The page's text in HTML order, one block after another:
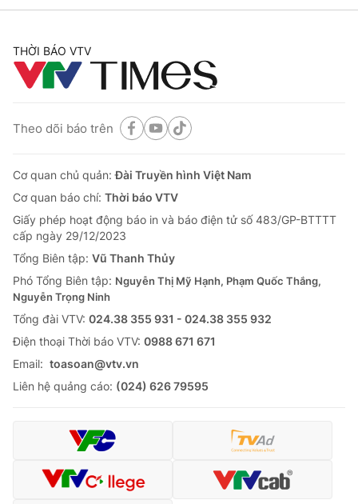
THỜI BÁO VTV
Theo dõi báo trên
Cơ quan chủ quản:Đài Truyền hình Việt Nam
Cơ quan báo chí: Thời báo VTV
Giấy phép hoạt động báo in và báo điện tử số 483/GP-BTTTT
cấp ngày 29/12/2023
Tổng Biên tập: Vũ Thanh Thủy
Phó Tổng Biên tập: Nguyễn Thị Mỹ Hạnh, Phạm Quốc Thắng,
Nguyễn Trọng Ninh
Tổng đài VTV: 024.38 355 931 - 024.38 355 932
Ðiện thoại Thời báo VTV: 0988 671 671
Email: toasoan@vtv.vn
Liên hệ quảng cáo: (024) 626 79595